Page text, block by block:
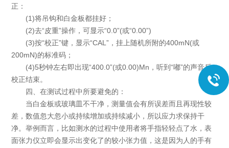
正：
(1)将吊钩和白金板都挂好；
(2)去“皮重”操作，可显示“0.0”(或“0.00”)
(3)按“校正”键，显示“CAL”，挂上随机所附的400mN(或
200mN)的标准码；
(4)5秒钟左右即出现“400.0”(或0.00)Mn，听到“嘟”的声音后
校正结束。
四、在测试过程中所要避免的：
当白金板或玻璃皿不干净，测量值会有所误差而且再现性较
差，数值忽大忽小或持续增加或持续减小，所以应力求保持干
净。举例而言，比如测水的过程中使用者将手指轻轻点了水，表
面张力仪立即会显示出变化了的较小张力值，这是因为人的手有